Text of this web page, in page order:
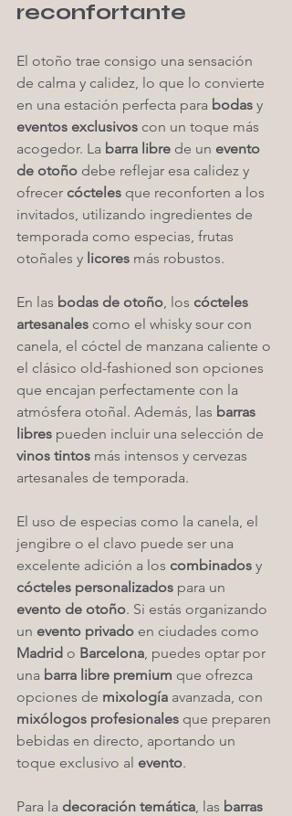
reconfortante
El otoño trae consigo una sensación
de calma y calidez, lo que lo convierte
en una estación perfecta para bodas y
eventos exclusivos con un toque más
acogedor. La barra libre de un evento
de otoño debe reflejar esa calidez y
ofrecer cócteles que reconforten a los
invitados, utilizando ingredientes de
temporada como especias, frutas
otoñales y licores más robustos.
En las bodas de otoño, los cócteles
artesanales como el whisky sour con
canela, el cóctel de manzana caliente o
el clásico old-fashioned son opciones
que encajan perfectamente con la
atmósfera otoñal. Además, las barras
libres pueden incluir una selección de
vinos tintos más intensos y cervezas
artesanales de temporada.
El uso de especias como la canela, el
jengibre o el clavo puede ser una
excelente adición a los combinados y
cócteles personalizados para un
evento de otoño. Si estás organizando
un evento privado en ciudades como
Madrid o Barcelona, puedes optar por
una barra libre premium que ofrezca
opciones de mixología avanzada, con
mixólogos profesionales que preparen
bebidas en directo, aportando un
toque exclusivo al evento.
Para la decoración temática, las barras